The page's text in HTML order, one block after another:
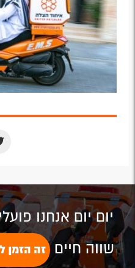
יום יום אנחנו
שווה חיים זה הזמן